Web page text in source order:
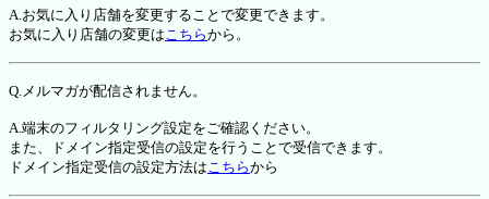
A.お気に入り店舗を変更することで変更できます。
お気に入り店舗の変更はこちらから。
Q.メルマガが配信されません。
A.端末のフィルタリング設定をご確認ください。
また、ドメイン指定受信の設定を行うことで受信できます。
ドメイン指定受信の設定方法はこちらから